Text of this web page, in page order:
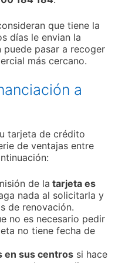
que tiene la
días le envian la
pasar a recoger
más cercano.
a
tarjeta de crédito
de ventajas entre
de la tarjeta es
nada al solicitarla y
de renovación.
no es necesario pedir
no tiene fecha de
en sus centros si hace